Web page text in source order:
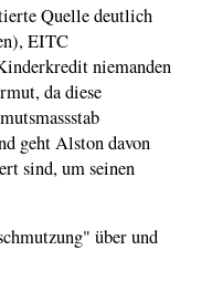
Quelle deutlich
EITC
niemanden
da diese
geht Alston davon
sind, um seinen
über und